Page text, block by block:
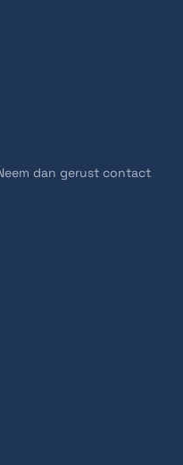
dan gerust contact